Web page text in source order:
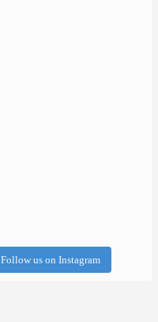
Follow us on Instagram